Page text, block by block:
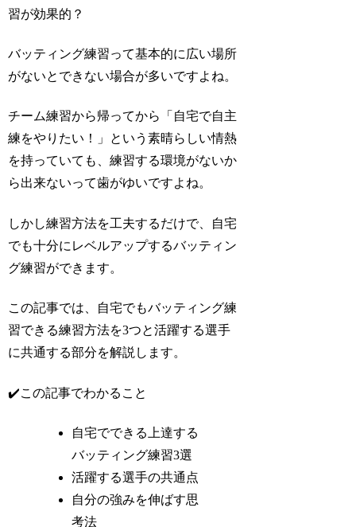
習が効果的？
バッティング練習って基本的に広い場所
がないとできない場合が多いですよね。
チーム練習から帰ってから「自宅で自主
練をやりたい！」という素晴らしい情熱
を持っていても、練習する環境がないか
ら出来ないって歯がゆいですよね。
しかし練習方法を工夫するだけで、自宅
でも十分にレベルアップするバッティン
グ練習ができます。
この記事では、自宅でもバッティング練
習できる練習方法を3つと活躍する選手
に共通する部分を解説します。
✔️この記事でわかること
自宅でできる上達する
バッティング練習3選
活躍する選手の共通点
自分の強みを伸ばす思
考法